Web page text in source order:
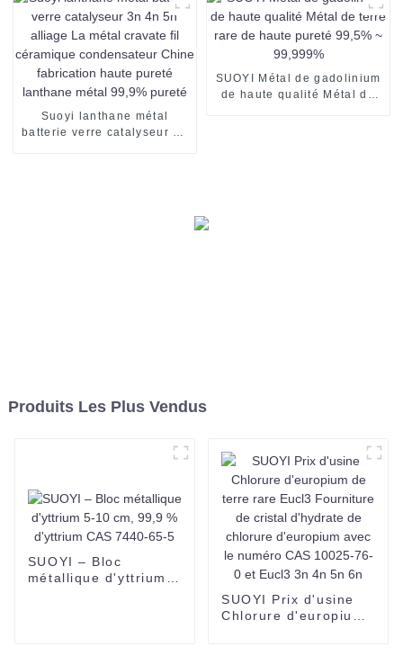
graphite
Suoyi lanthane métal
batterie verre catalyseur 3n
SUOYI Métal de gadolinium
de haute qualité Métal de
Produits Les Plus Vendus
SUOYI – Bloc
métallique d'yttrium
SUOYI Prix d'usine
Chlorure d'europium